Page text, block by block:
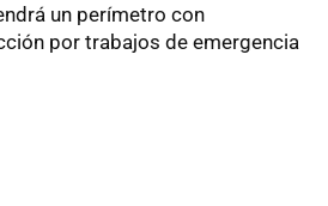
un perímetro con
por trabajos de emergencia